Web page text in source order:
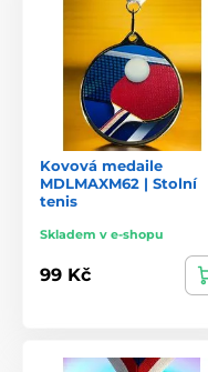
Kovová medaile
MDLMAXM62 | Stolní
tenis
Skladem v e-shopu
99 Kč